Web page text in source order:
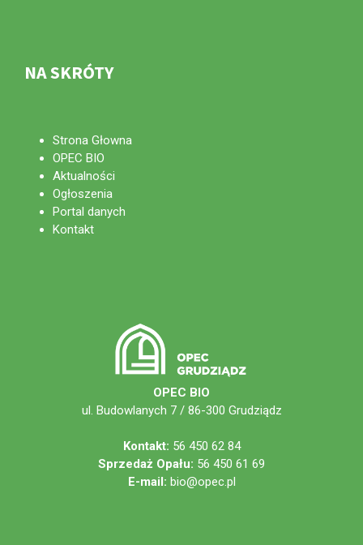
NA SKRÓTY
Strona Głowna
OPEC BIO
Aktualności
Ogłoszenia
Portal danych
Kontakt
OPEC BIO
ul. Budowlanych 7 / 86-300 Grudziądz
Kontakt: 56 450 62 84
Sprzedaż Opału: 56 450 61 69
E-mail: bio@opec.pl